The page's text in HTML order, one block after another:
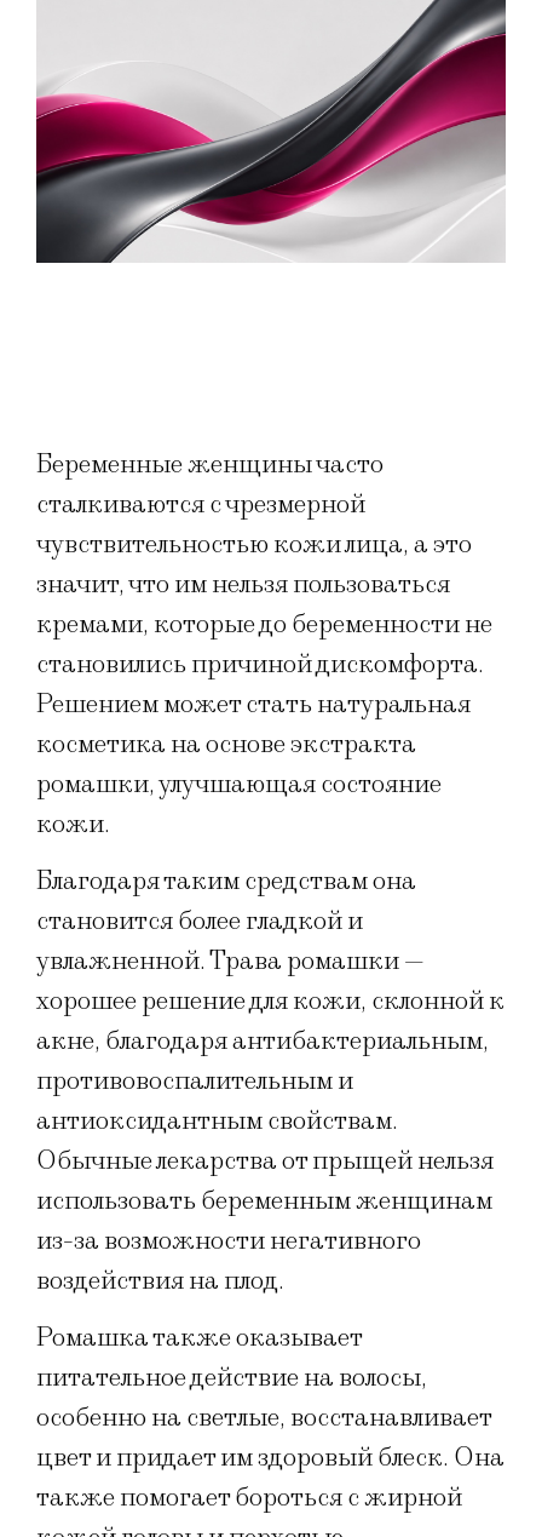
Беременные женщины часто
сталкиваются с чрезмерной
чувствительностью кожи лица, а это
значит, что им нельзя пользоваться
кремами, которые до беременности не
становились причиной дискомфорта.
Решением может стать натуральная
косметика на основе экстракта
ромашки, улучшающая состояние
кожи.
Благодаря таким средствам она
становится более гладкой и
увлажненной. Трава ромашки —
хорошее решение для кожи, склонной к
акне, благодаря антибактериальным,
противовоспалительным и
антиоксидантным свойствам.
Обычные лекарства от прыщей нельзя
использовать беременным женщинам
из-за возможности негативного
воздействия на плод.
Ромашка также оказывает
питательное действие на волосы,
особенно на светлые, восстанавливает
цвет и придает им здоровый блеск. Она
также помогает бороться с жирной